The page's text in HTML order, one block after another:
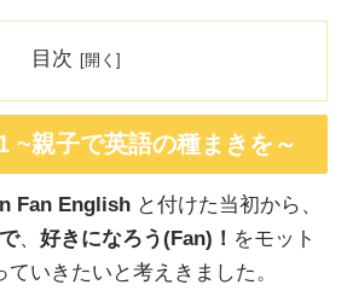
目次
~親子で英語の種まきを～
Fan English と付けた当初から、
、 好きになろう(Fan)！ をモット
いきたいと考えきました。